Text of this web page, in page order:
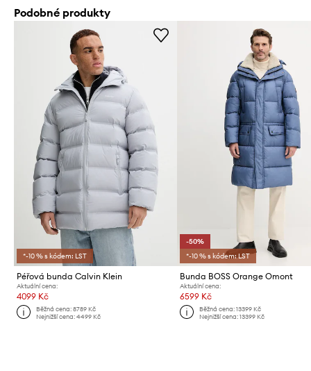
Podobné produkty
*-10 % s kódem: LST
Péřová bunda Calvin Klein
Aktuální cena:
4099 Kč
Běžná cena:8789 Kč
Nejnižší cena:4499 Kč
-50%
*-10 % s kódem: LST
Bunda BOSS Orange Omont
Aktuální cena:
6599 Kč
Běžná cena: 13399 Kč
Nejnižší cena: 13399 Kč